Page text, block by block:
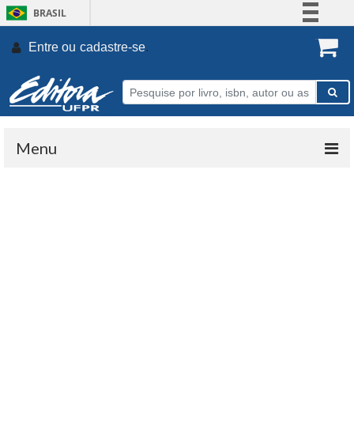
BRASIL
Participe
Entre ou cadastre-se.
Menu